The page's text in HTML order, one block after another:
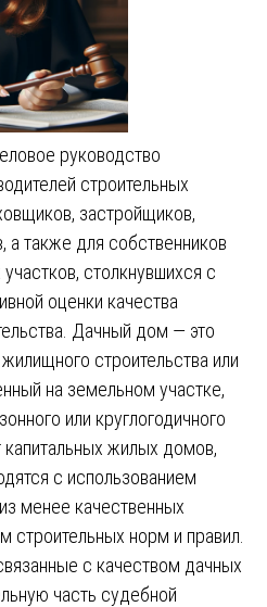
руководство
строительных
застройщиков,
а также для собственников
столкнувшихся с
оценки качества
Дачный дом — это
строительства или
на земельном участке,
или круглогодичного
капитальных жилых домов,
с использованием
менее качественных
строительных норм и правил.
с качеством дачных
часть судебной